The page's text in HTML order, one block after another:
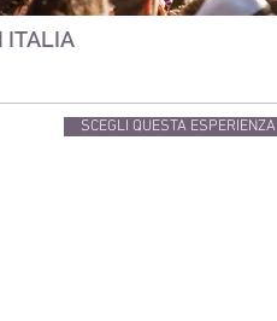
ITALIA
SCEGLI QUESTA ESPERIENZA